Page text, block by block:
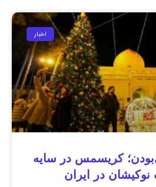
اخبار
کریسمس در سایه
در ایران